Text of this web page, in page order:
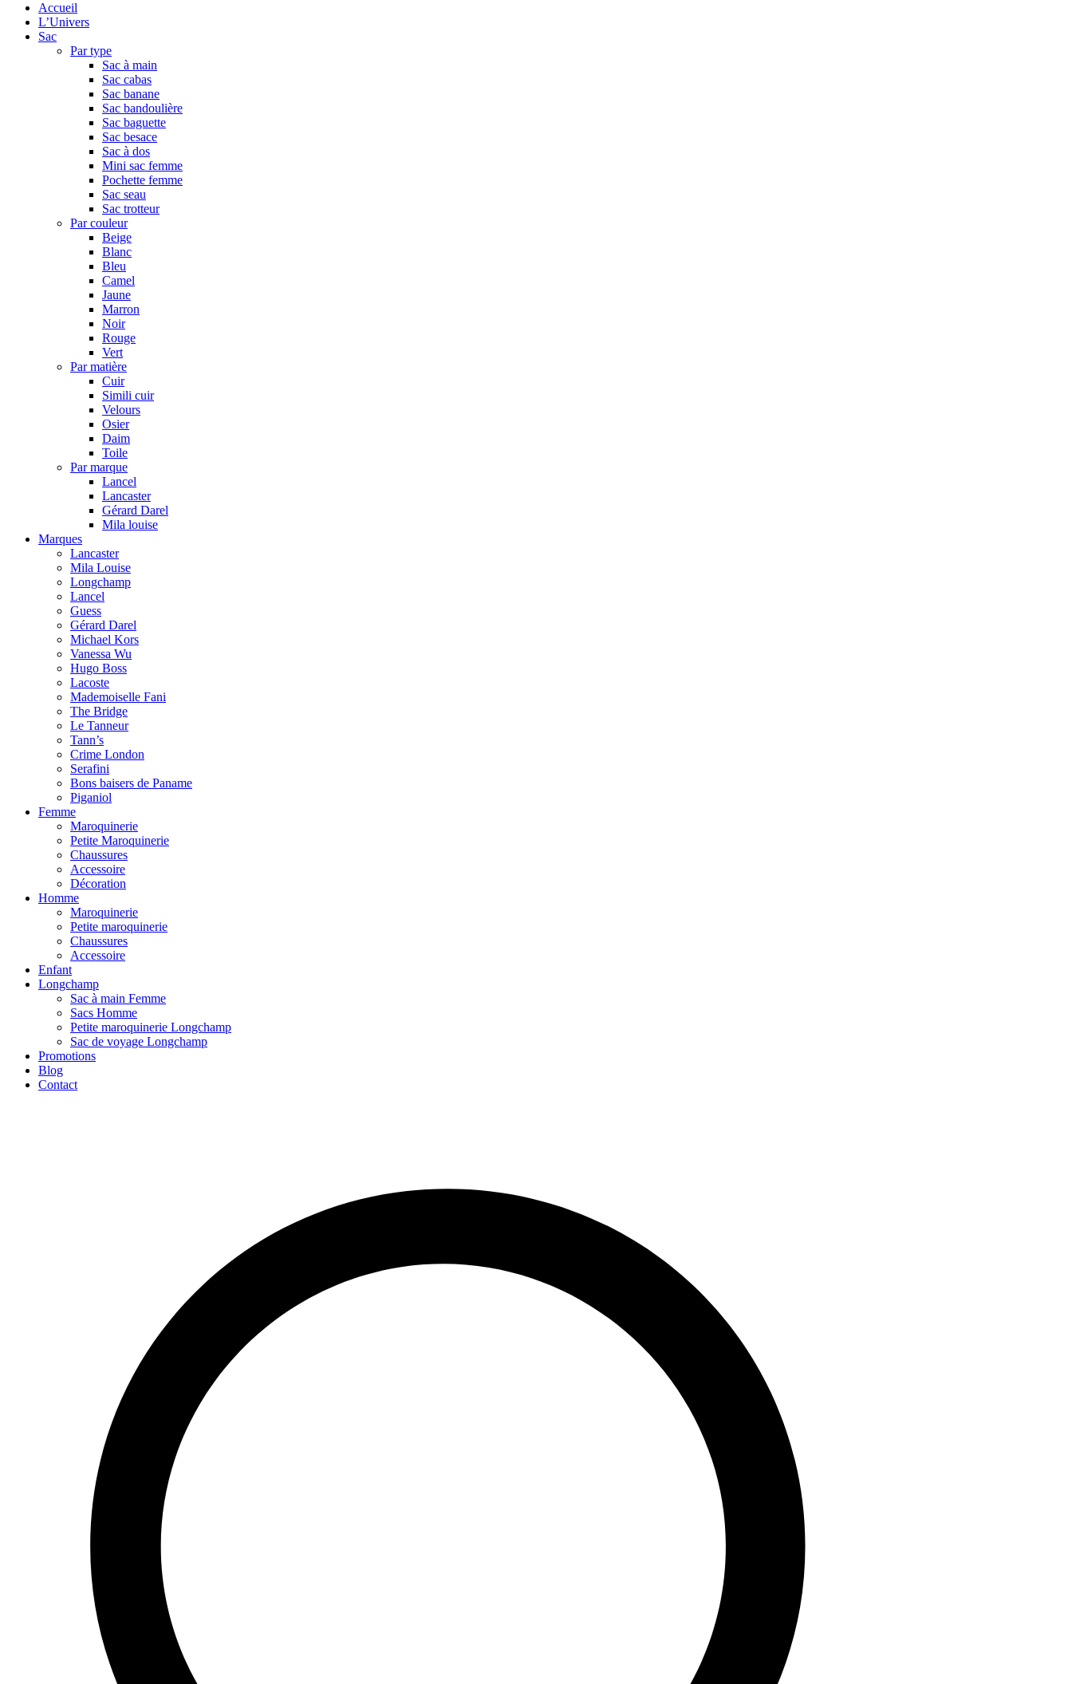
Accueil
L’Univers
Sac
Par type
Sac à main
Sac cabas
Sac banane
Sac bandoulière
Sac baguette
Sac besace
Sac à dos
Mini sac femme
Pochette femme
Sac seau
Sac trotteur
Par couleur
Beige
Blanc
Bleu
Camel
Jaune
Marron
Noir
Rouge
Vert
Par matière
Cuir
Simili cuir
Velours
Osier
Daim
Toile
Par marque
Lancel
Lancaster
Gérard Darel
Mila louise
Marques
Lancaster
Mila Louise
Longchamp
Lancel
Guess
Gérard Darel
Michael Kors
Vanessa Wu
Hugo Boss
Lacoste
Mademoiselle Fani
The Bridge
Le Tanneur
Tann’s
Crime London
Serafini
Bons baisers de Paname
Piganiol
Femme
Maroquinerie
Petite Maroquinerie
Chaussures
Accessoire
Décoration
Homme
Maroquinerie
Petite maroquinerie
Chaussures
Accessoire
Enfant
Longchamp
Sac à main Femme
Sacs Homme
Petite maroquinerie Longchamp
Sac de voyage Longchamp
Promotions
Blog
Contact